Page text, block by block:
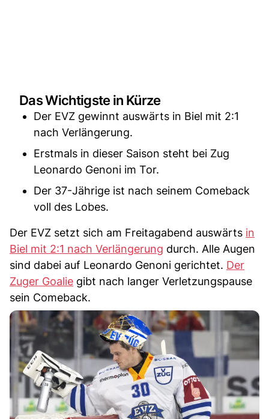
Das Wichtigste in Kürze
Der EVZ gewinnt auswärts in Biel mit 2:1
nach Verlängerung.
Erstmals in dieser Saison steht bei Zug
Leonardo Genoni im Tor.
Der 37-Jährige ist nach seinem Comeback
voll des Lobes.
Der EVZ setzt sich am Freitagabend auswärts in
Biel mit 2:1 nach Verlängerung durch. Alle Augen
sind dabei auf Leonardo Genoni gerichtet. Der
Zuger Goalie gibt nach langer Verletzungspause
sein Comeback.